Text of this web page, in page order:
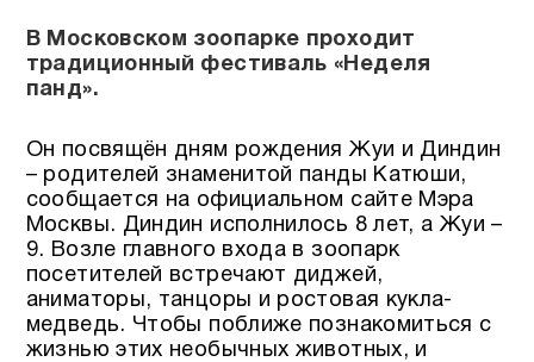
В Московском зоопарке проходит
традиционный фестиваль «Неделя
панд».
Он посвящён дням рождения Жуи и Диндин
– родителей знаменитой панды Катюши,
сообщается на официальном сайте Мэра
Москвы. Диндин исполнилось 8 лет, а Жуи –
9. Возле главного входа в зоопарк
посетителей встречают диджей,
аниматоры, танцоры и ростовая кукла-
медведь. Чтобы поближе познакомиться с
жизнью этих необычных животных, и